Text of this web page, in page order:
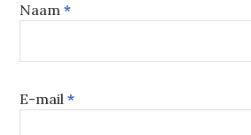
Naam*
E-mail*